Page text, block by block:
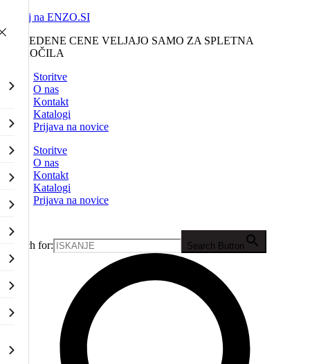
Nazaj na ENZO.SI
NAVEDENE CENE VELJAJO SAMO ZA SPLETNA
NAROČILA
Storitve
O nas
Kontakt
Katalogi
Prijava na novice
Storitve
O nas
Kontakt
Katalogi
Prijava na novice
Search for: Search Button